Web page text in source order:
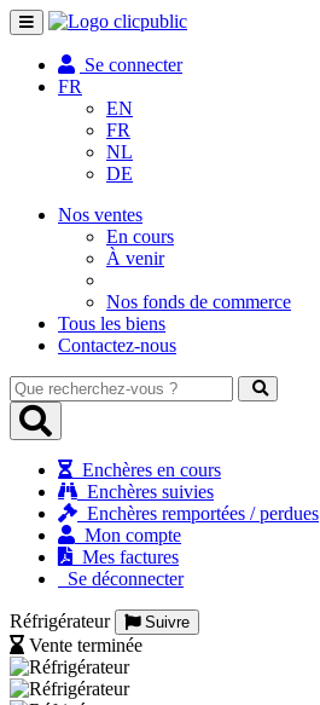
Toggle
navigation
Se connecter
FR
EN
FR
NL
DE
Nos ventes
En cours
À venir
Nos fonds de commerce
Tous les biens
Contactez-nous
Que
recherchez-
vous
Enchères en cours
Enchères suivies
Enchères remportées / perdues
Mon compte
Mes factures
Se déconnecter
Réfrigérateur Suivre
Vente terminée